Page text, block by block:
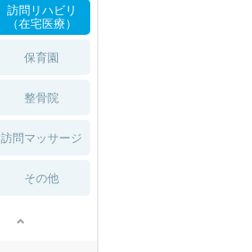
訪問リハビリ
（在宅医療）
保育園
整骨院
訪問マッサージ
その他